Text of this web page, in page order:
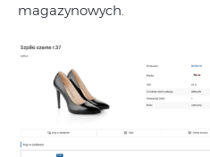
magazynowych.